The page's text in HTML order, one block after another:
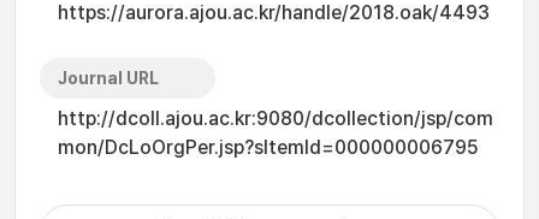
https://aurora.ajou.ac.kr/handle/2018.oak/4493
Journal URL
http://dcoll.ajou.ac.kr:9080/dcollection/jsp/com
mon/DcLoOrgPer.jsp?sItemId=000000006795